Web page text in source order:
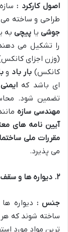
اصول کارکرد :
طراحی و ساخته می
جوشی یا پیچی به
را تشکیل می
(وزن اجزای
کانکس) بار باد و
ای باشد که
تضمین شود.
مهندسی سازه
آیین نامه های
مقررات ملی
می پذیرد.
۲. دیواره ها و سقف
جنس : دیواره
ساخته شوند که هر
ترین مواد مورد